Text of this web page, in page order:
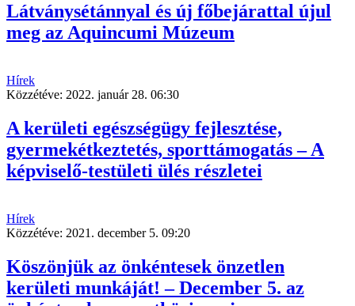
Látványsétánnyal és új főbejárattal újul
meg az Aquincumi Múzeum
Hírek
Közzétéve: 2022. január 28. 06:30
A kerületi egészségügy fejlesztése,
gyermekétkeztetés, sporttámogatás – A
képviselő-testületi ülés részletei
Hírek
Közzétéve: 2021. december 5. 09:20
Köszönjük az önkéntesek önzetlen
kerületi munkáját! – December 5. az